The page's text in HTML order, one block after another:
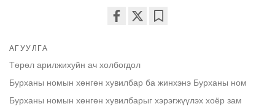
facebook
АГУУЛГА
Төрөл арилжихуйн ач холбогдол
Бурханы номын хөнгөн хувилбар ба жинхэнэ Бурханы ном
Бурханы номын хөнгөн хувилбарыг хэрэгжүүлэх хоёр зам